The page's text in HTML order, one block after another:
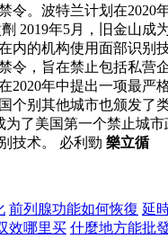
令。波特兰计划在
2019年5月，旧金山
内的机构使用面部识
令，旨在禁止包括私
年中提出一项最严
别其他城市也颁发
为了美国第一个禁止城
技术。 必利勁 樂立循
前列腺功能如何恢復 延
效哪里买 什麼地方能批